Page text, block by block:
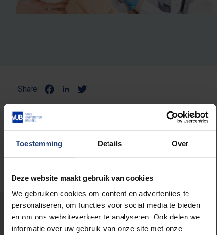
Toestemming Details Over
Deze website maakt gebruik van cookies
We gebruiken cookies om content en advertenties te
personaliseren, om functies voor social media te bieden
en om ons websiteverkeer te analyseren. Ook delen we
informatie over uw gebruik van onze site met onze
Share:
NULL
Stond er een fout op deze pagina?
Laat het ons weten